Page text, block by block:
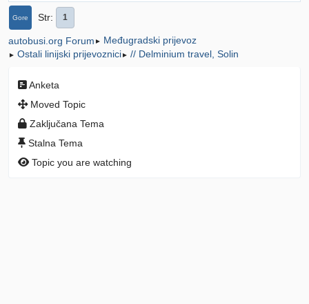
Gore Str 1
autobusi.org Forum ► Međugradski prijevoz
► Ostali linijski prijevoznici► // Delminium travel, Solin
Anketa
Moved Topic
Zaključana Tema
Stalna Tema
Topic you are watching